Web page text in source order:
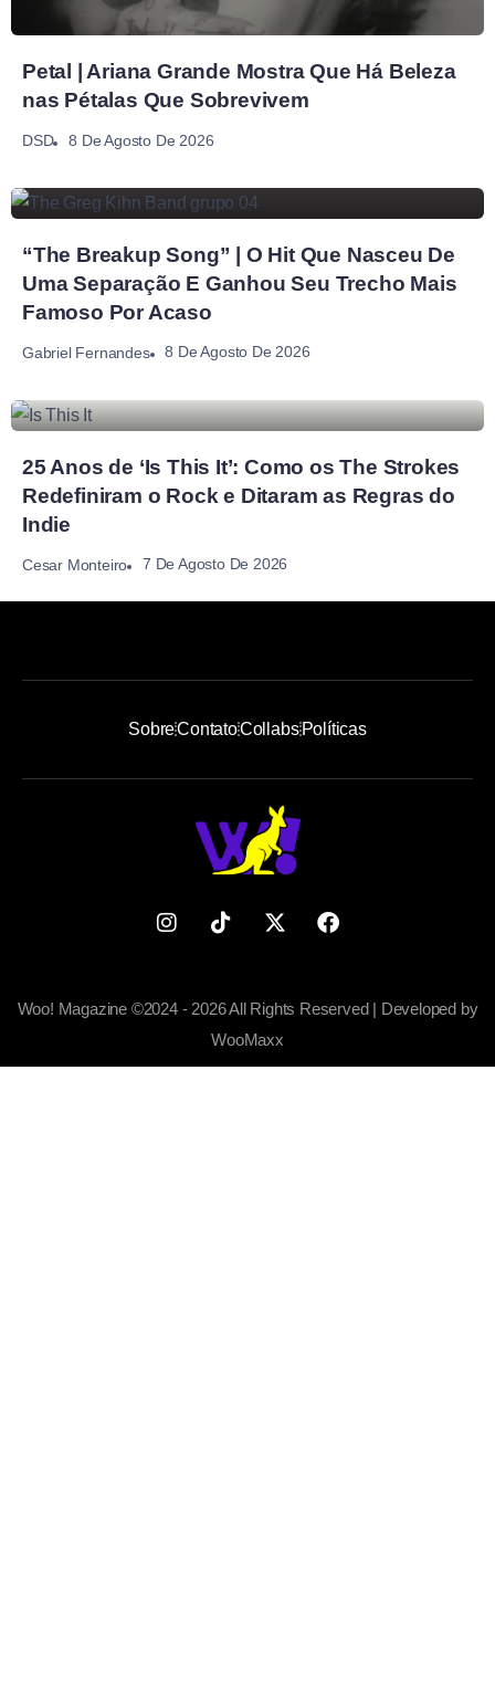
Petal | Ariana Grande Mostra Que Há Beleza
nas Pétalas Que Sobrevivem
DSD 8 De Agosto De 2026
“The Breakup Song” | O Hit Que Nasceu De
Uma Separação E Ganhou Seu Trecho Mais
Famoso Por Acaso
Gabriel Fernandes 8 De Agosto De 2026
25 Anos de ‘Is This It’: Como os The Strokes
Redefiniram o Rock e Ditaram as Regras do
Indie
Cesar Monteiro 7 De Agosto De 2026
SobreContatoCollabsPolíticas
Woo! Magazine ©2024 - 2026 All Rights Reserved | Developed by
WooMaxx